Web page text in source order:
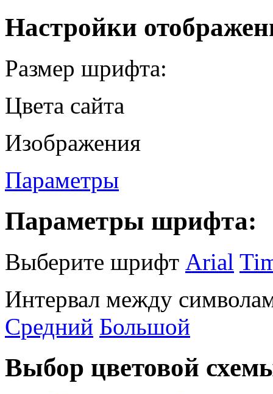
Настройки
Размер шрифта:
Цвета сайта
Изображения
Параметры
Параметры шрифта:
Выберите шрифт Arial
Интервал между
Средний Большой
Выбор цветовой